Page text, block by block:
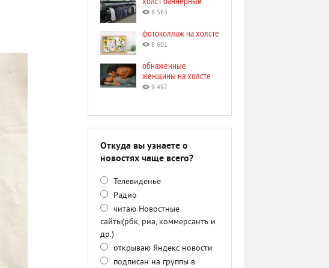
8 563
фотоколлаж на холсте
8 601
обнаженные
женщины на холсте
9 497
Откуда вы узнаете о
новостях чаще всего?
Телевиденье
Радио
читаю Новостные
сайты(рбк, риа, коммерсантъ и
др.)
открываю Яндекс новости
подписан на группы в